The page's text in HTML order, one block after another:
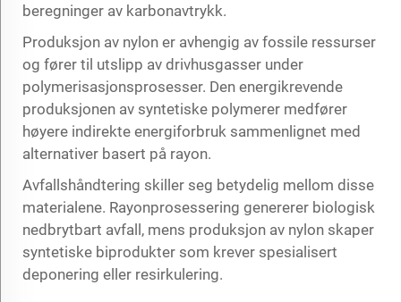
beregninger av karbonavtrykk.
Produksjon av nylon er avhengig av fossile ressurser
og fører til utslipp av drivhusgasser under
polymerisasjonsprosesser. Den energikrevende
produksjonen av syntetiske polymerer medfører
høyere indirekte energiforbruk sammenlignet med
alternativer basert på rayon.
Avfallshåndtering skiller seg betydelig mellom disse
materialene. Rayonprosessering genererer biologisk
nedbrytbart avfall, mens produksjon av nylon skaper
syntetiske biprodukter som krever spesialisert
deponering eller resirkulering.